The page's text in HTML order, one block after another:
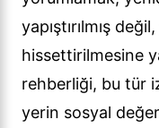
yapıştırılmış
hissettirilmesine
rehberliği, bu tür
yerin sosyal